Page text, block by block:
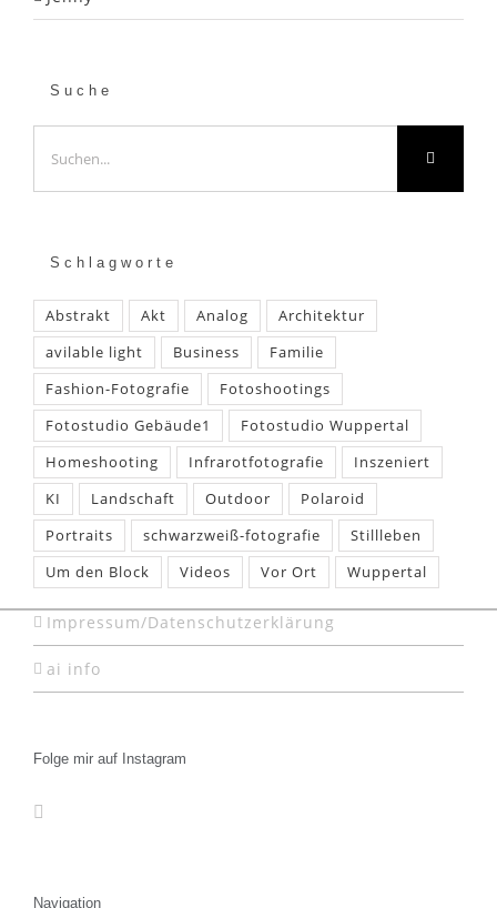
Suche
nach:
Schlagworte
Abstrakt Akt Analog
Architektur
avilable light
Business
Familie
Fashion-Fotografie
Fotoshootings
Fotostudio Gebäude1
Fotostudio Wuppertal
Homeshooting
Infrarotfotografie
Inszeniert
KI
Landschaft Outdoor
Polaroid
Portraits
schwarzweiß-fotografie
Stillleben
Um den Block
Videos Vor Ort Wuppertal
Impressum/Datenschutzerklärung
ai info
Folge mir auf Instagram
Navigation